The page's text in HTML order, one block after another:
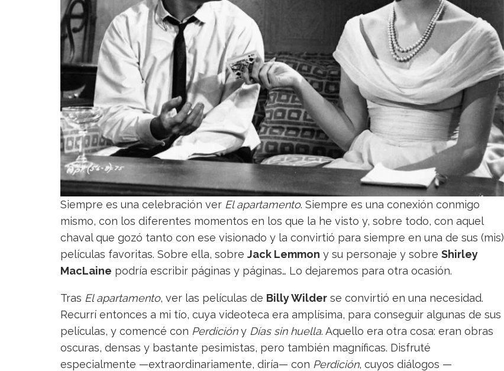
Siempre es una celebración ver El apartamento. Siempre es una conexión conmigo
mismo, con los diferentes momentos en los que la he visto y, sobre todo, con aquel
chaval que gozó tanto con ese visionado y la convirtió para siempre en una de sus (mis)
películas favoritas. Sobre ella, sobre Jack Lemmon y su personaje y sobre Shirley
MacLaine podría escribir páginas y páginas… Lo dejaremos para otra ocasión.
Tras El apartamento, ver las películas de Billy Wilder se convirtió en una necesidad.
Recurrí entonces a mi tío, cuya videoteca era amplísima, para conseguir algunas de sus
películas, y comencé con Perdicióny Días sin huella. Aquello era otra cosa: eran obras
oscuras, densas y bastante pesimistas, pero también magníficas. Disfruté
especialmente —extraordinariamente, diría— con Perdición, cuyos diálogos —